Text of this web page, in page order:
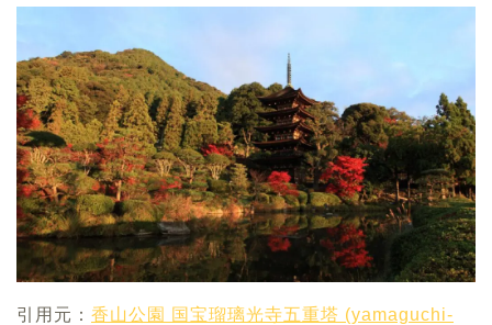
引用元： 香山公園 国宝瑠璃光寺五重塔 (yamaguchi-